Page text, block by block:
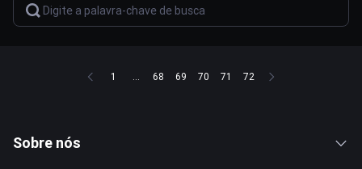
1 ... 68 69 70 71 72
Sobre nós